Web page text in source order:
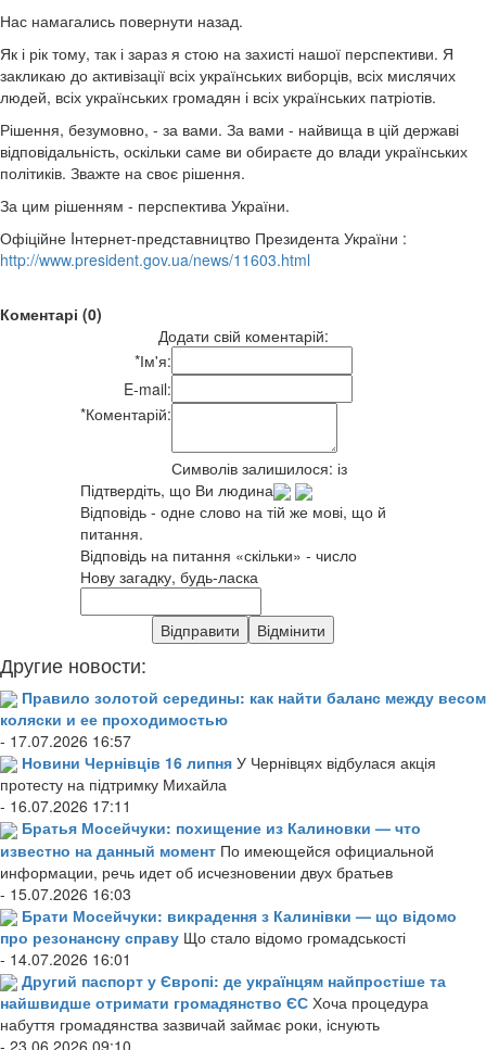
Нас намагались повернути назад.
Як і рік тому, так і зараз я стою на захисті нашої перспективи. Я
закликаю до активізації всіх українських виборців, всіх мислячих
людей, всіх українських громадян і всіх українських патріотів.
Рішення, безумовно, - за вами. За вами - найвища в цій державі
відповідальність, оскільки саме ви обираєте до влади українських
політиків. Зважте на своє рішення.
За цим рішенням - перспектива України.
Офіційне Iнтернет-представництво Президента України :
http://www.president.gov.ua/news/11603.html
Коментарі (0)
Додати свій коментарій:
*Ім'я:
E-mail:
*Коментарій:
Символів залишилося: із
Підтвердіть, що Ви людина
Відповідь - одне слово на тій же мові, що й
питання.
Відповідь на питання «скільки» - число
Нову загадку, будь-ласка
Другие новости:
Правило золотой середины: как найти баланс между весом
коляски и ее проходимостью
- 17.07.2026 16:57
Новини Чернівців 16 липня У Чернівцях відбулася акція
протесту на підтримку Михайла
- 16.07.2026 17:11
Братья Мосейчуки: похищение из Калиновки — что
известно на данный момент По имеющейся официальной
информации, речь идет об исчезновении двух братьев
- 15.07.2026 16:03
Брати Мосейчуки: викрадення з Калинівки — що відомо
про резонансну справу Що стало відомо громадськості
- 14.07.2026 16:01
Другий паспорт у Європі: де українцям найпростіше та
найшвидше отримати громадянство ЄС Хоча процедура
набуття громадянства зазвичай займає роки, існують